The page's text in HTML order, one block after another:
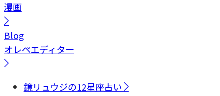
漫画
Blog
オレペエディター
鏡リュウジの12星座占い